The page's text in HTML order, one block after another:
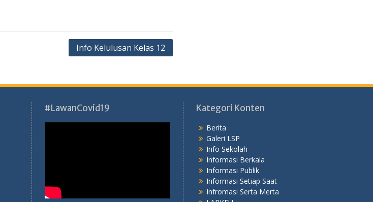
Info Kelulusan Kelas 12
#LawanCovid19 Kategori Konten
Berita
Galeri LSP
Info Sekolah
Informasi Berkala
Informasi Publik
Informasi Setiap Saat
Infromasi Serta Merta